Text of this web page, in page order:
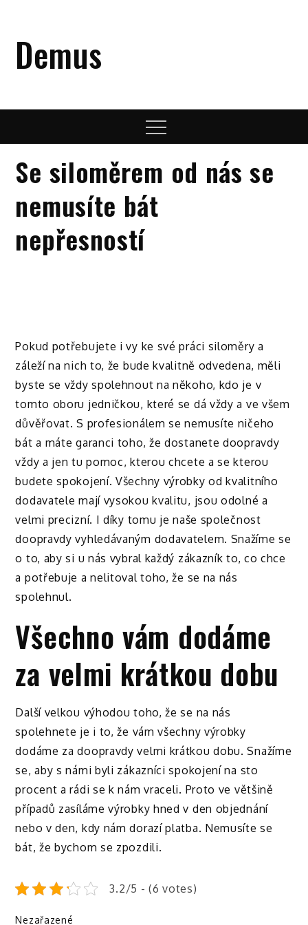
contentDemus
Menu
Se siloměrem od nás se
nemusíte bát
nepřesností
Pokud potřebujete i vy ke své práci siloměry a
záleží na nich to, že bude kvalitně odvedena, měli
byste se vždy spolehnout na někoho, kdo je v
tomto oboru jedničkou, které se dá vždy a ve všem
důvěřovat. S profesionálem se nemusíte ničeho
bát a máte garanci toho, že dostanete doopravdy
vždy a jen tu pomoc, kterou chcete a se kterou
budete spokojení. Všechny výrobky od kvalitního
dodavatele mají vysokou kvalitu, jsou odolné a
velmi precizní. I díky tomu je naše společnost
doopravdy vyhledávaným dodavatelem. Snažíme se
o to, aby si u nás vybral každý zákazník to, co chce
a potřebuje a nelitoval toho, že se na nás
spolehnul.
Všechno vám dodáme
za velmi krátkou dobu
Další velkou výhodou toho, že se na nás
spolehnete je i to, že vám všechny výrobky
dodáme za doopravdy velmi krátkou dobu. Snažíme
se, aby s námi byli zákazníci spokojení na sto
procent a rádi se k nám vraceli. Proto ve většině
případů zasíláme výrobky hned v den objednání
nebo v den, kdy nám dorazí platba. Nemusíte se
bát, že bychom se zpozdili.
3.2/5 - (6 votes)
Nezařazené